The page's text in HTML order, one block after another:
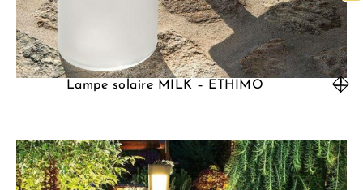
Lampe solaire MILK – ETHIMO